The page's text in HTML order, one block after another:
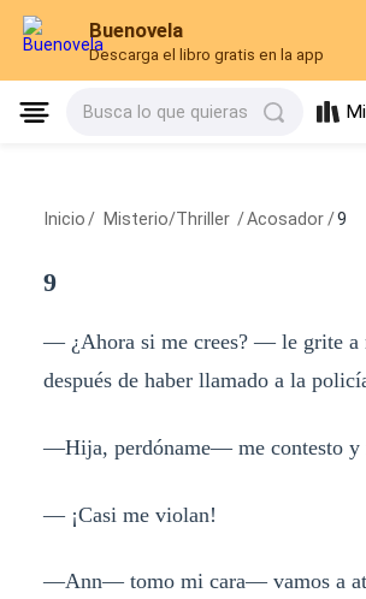
Buenovela
Descarga el libro gratis en la app
Busca lo que quieras
Inicio / Misterio/Thriller /Acosador /9
9
— ¿Ahora si me crees? — le grite a
después de haber llamado a la
—Hija, perdóname— me contesto y
— ¡Casi me violan!
—Ann— tomo mi cara— vamos a